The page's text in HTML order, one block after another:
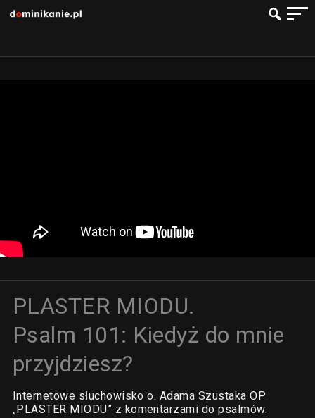
PLASTER MIODU.
Psalm 101: Kiedyż do mnie
przyjdziesz?
Internetowe słuchowisko o. Adama Szustaka OP
„PLASTER MIODU” z komentarzami do psalmów.